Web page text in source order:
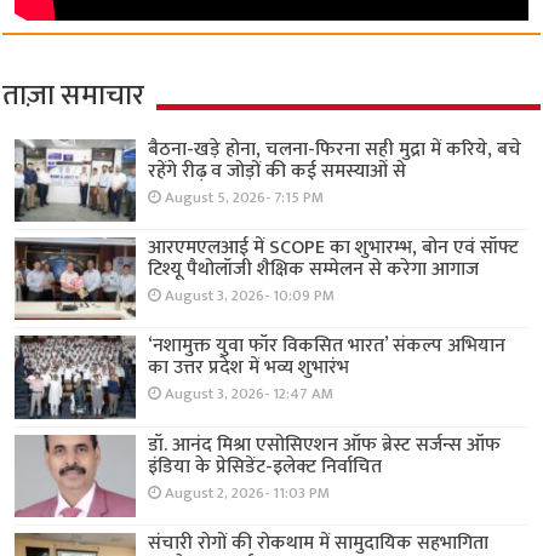
ताज़ा समाचार
बैठना-खड़े होना, चलना-फिरना सही मुद्रा में करिये, बचे
रहेंगे रीढ़ व जोड़ों की कई समस्याओं से
August 5, 2026- 7:15 PM
आरएमएलआई में SCOPE का शुभारम्भ, बोन एवं सॉफ्ट
टिश्यू पैथोलॉजी शैक्षिक सम्मेलन से करेगा आगाज
August 3, 2026- 10:09 PM
‘नशामुक्त युवा फॉर विकसित भारत’ संकल्प अभियान
का उत्तर प्रदेश में भव्य शुभारंभ
August 3, 2026- 12:47 AM
डॉ. आनंद मिश्रा एसोसिएशन ऑफ ब्रेस्ट सर्जन्स ऑफ
इंडिया के प्रेसिडेंट-इलेक्ट निर्वाचित
August 2, 2026- 11:03 PM
संचारी रोगों की रोकथाम में सामुदायिक सहभागिता